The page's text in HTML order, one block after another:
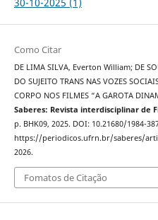
Como Citar
DE LIMA SILVA, Everton William; DE
DO SUJEITO TRANS NAS VOZES
CORPO NOS FILMES “A GAROTA
Saberes: Revista interdisciplinar de
p. BHK09, 2025. DOI: 10.21680/1984-
https://periodicos.ufrn.br/saberes/
2026.
Fomatos de Citação